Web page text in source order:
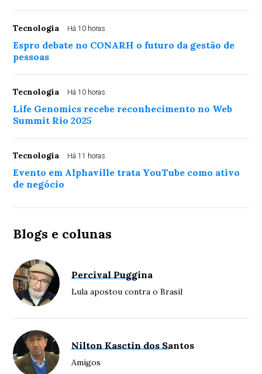
Tecnologia Há 10 horas
Espro debate no CONARH o futuro da gestão de
pessoas
Tecnologia Há 10 horas
Life Genomics recebe reconhecimento no Web
Summit Rio 2025
Tecnologia Há 11 horas
Evento em Alphaville trata YouTube como ativo
de negócio
Blogs e colunas
Percival Puggina
Lula apostou contra o Brasil
Nilton Kasctin dos Santos
Amigos